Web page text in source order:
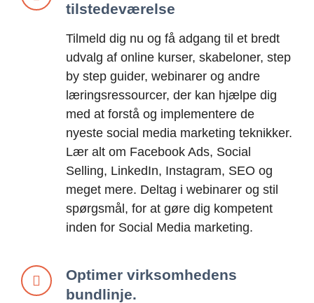
tilstedeværelse
Tilmeld dig nu og få adgang til et bredt
udvalg af online kurser, skabeloner, step
by step guider, webinarer og andre
læringsressourcer, der kan hjælpe dig
med at forstå og implementere de
nyeste social media marketing teknikker.
Lær alt om Facebook Ads, Social
Selling, LinkedIn, Instagram, SEO og
meget mere. Deltag i webinarer og stil
spørgsmål, for at gøre dig kompetent
inden for Social Media marketing.
Optimer virksomhedens
bundlinje.